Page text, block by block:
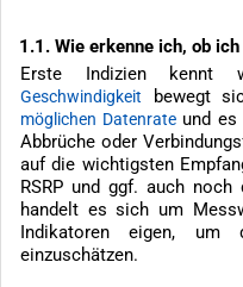
1.1. Wie erkenne ich, ob
Erste Indizien
Geschwindigkeit
bewegt
möglichen Datenrateund es
Abbrüche oder
auf die wichtigsten
RSRP und ggf. auch noch
handelt es sich um
Indikatoren eigen, um
einzuschätzen.